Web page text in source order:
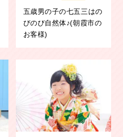
五歳男の子の七五三はの
びのび自然体♪(朝霞市の
お客様)